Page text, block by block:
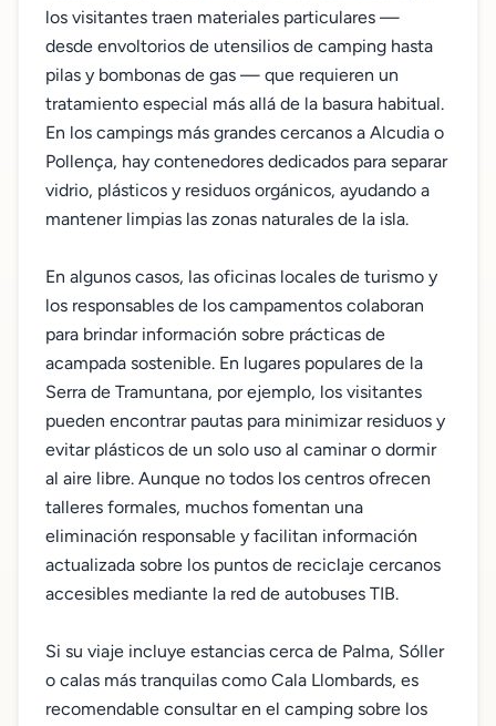
los visitantes traen materiales particulares —
desde envoltorios de utensilios de camping hasta
pilas y bombonas de gas — que requieren un
tratamiento especial más allá de la basura habitual.
En los campings más grandes cercanos a Alcudia o
Pollença, hay contenedores dedicados para separar
vidrio, plásticos y residuos orgánicos, ayudando a
mantener limpias las zonas naturales de la isla.
En algunos casos, las oficinas locales de turismo y
los responsables de los campamentos colaboran
para brindar información sobre prácticas de
acampada sostenible. En lugares populares de la
Serra de Tramuntana, por ejemplo, los visitantes
pueden encontrar pautas para minimizar residuos y
evitar plásticos de un solo uso al caminar o dormir
al aire libre. Aunque no todos los centros ofrecen
talleres formales, muchos fomentan una
eliminación responsable y facilitan información
actualizada sobre los puntos de reciclaje cercanos
accesibles mediante la red de autobuses TIB.
Si su viaje incluye estancias cerca de Palma, Sóller
o calas más tranquilas como Cala Llombards, es
recomendable consultar en el camping sobre los